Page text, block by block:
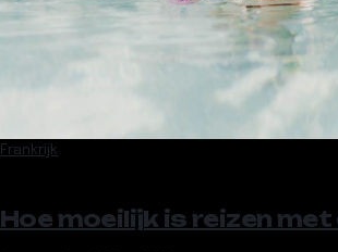
Frankrijk
Hoe moeilijk is reizen met